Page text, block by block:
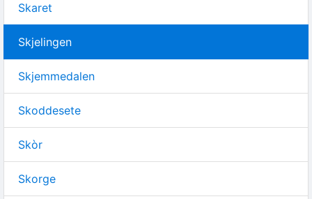
Skaret
Skjelingen
Skjemmedalen
Skoddesete
Skòr
Skorge